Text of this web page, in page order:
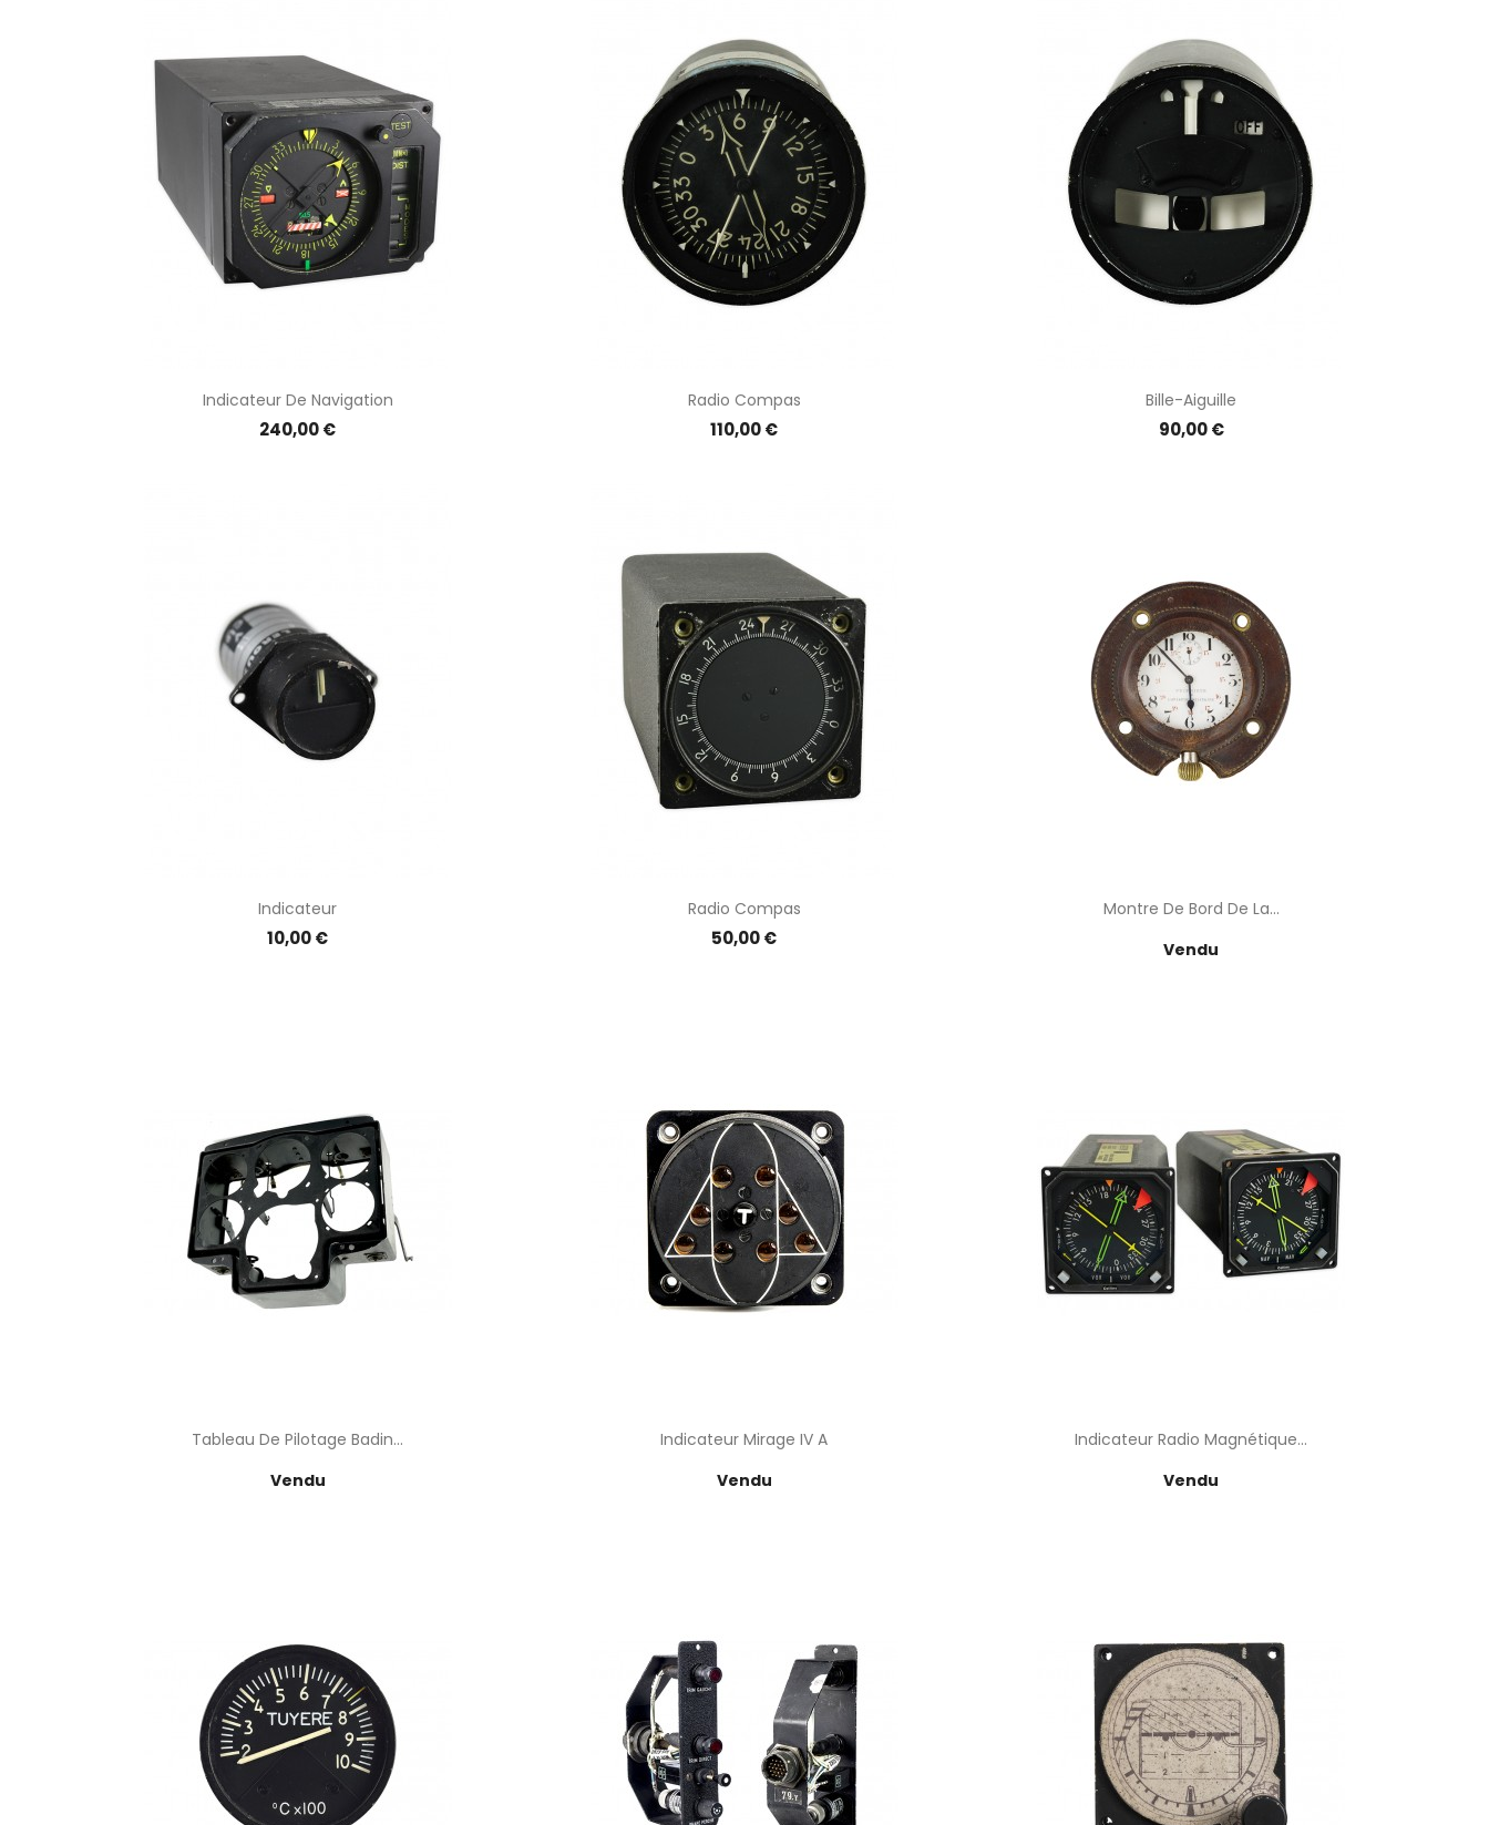
Indicateur De Navigation
Prix
240,00 €
Radio Compas
Prix
110,00 €
Bille-Aiguille
Prix
90,00 €
Indicateur
Prix
10,00 €
Radio Compas
Prix
50,00 €
Montre De Bord De La...
Vendu
Tableau De Pilotage Badin...
Vendu
Indicateur Mirage IV A
Vendu
Indicateur Radio Magnétique...
Vendu